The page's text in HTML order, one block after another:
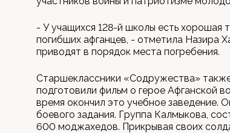
- У учащихся 128-й школы есть хорошая
погибших афганцев, - отметила Назира
приводят в порядок места погребения.
Старшеклассники «Содружества»
подготовили фильм о герое Афганской
время окончил это учебное заведение.
боевого задания. Группа Калмыкова,
600 моджахедов. Прикрывая своих